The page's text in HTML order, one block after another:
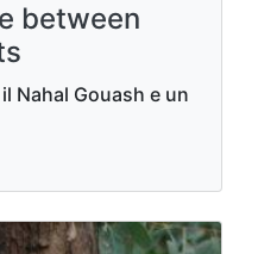
between
Nahal Gouash e un